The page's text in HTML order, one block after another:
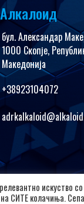
бул. Александар
1000 Скопје,
Македонија
+38923104072
искуство
СИТЕ колачиња.